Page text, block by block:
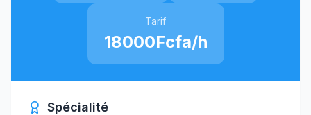
Tarif
18000Fcfa/h
Spécialité